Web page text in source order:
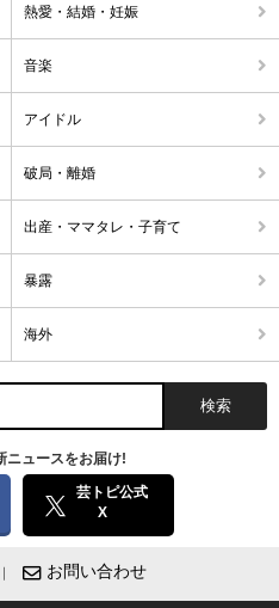
熱愛・結婚・妊娠
音楽
アイドル
破局・離婚
出産・ママタレ・子育て
暴露
海外
ニュースをお届け!
芸トピ公式
X
お問い合わせ